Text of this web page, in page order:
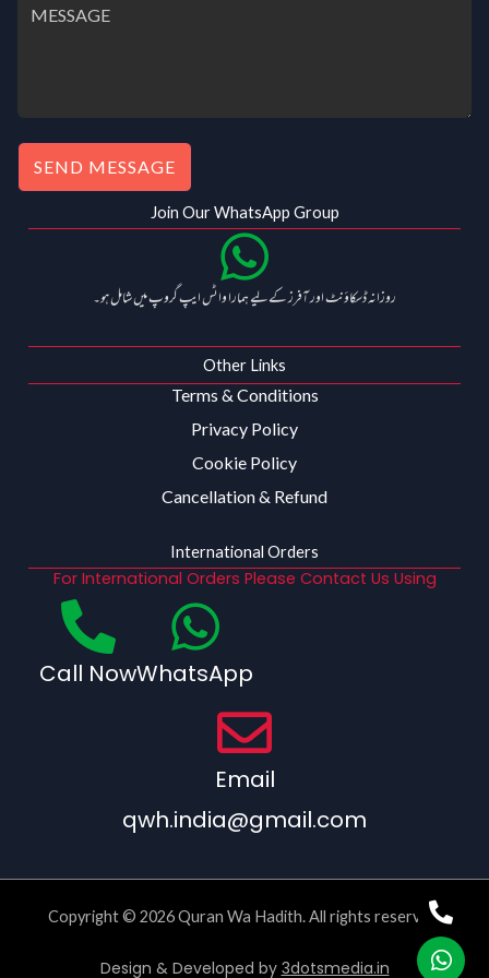
SEND MESSAGE
Join Our WhatsApp Group
روزانہ ڈسکاؤنٹ اور آفرز کے لیے ہمارا واٹس ایپ گروپ میں شامل ہو۔
Other Links
Terms & Conditions
Privacy Policy
Cookie Policy
Cancellation & Refund
International Orders
For International Orders Please Contact Us Using
Call NowWhatsApp
Email
qwh.india@gmail.com
Copyright © 2026 Quran Wa Hadith. All rights reserved.
Design & Developed by 3dotsmedia.in